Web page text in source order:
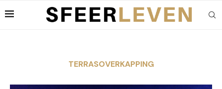
TERRASOVERKAPPING